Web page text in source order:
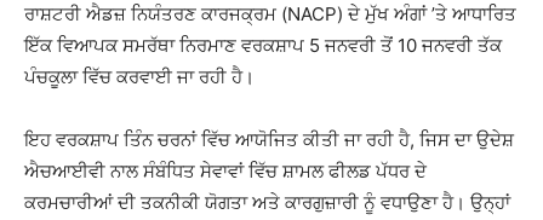
ਰਾਸ਼ਟਰੀ ਐਡਜ਼ ਨਿਯੰਤਰਣ ਕਾਰਜਕ੍ਰਮ (NACP) ਦੇ ਮੁੱਖ ਅੰਗਾਂ ’ਤੇ ਆਧਾਰਿਤ
ਇੱਕ ਵਿਆਪਕ ਸਮਰੱਥਾ ਨਿਰਮਾਣ ਵਰਕਸ਼ਾਪ 5 ਜਨਵਰੀ ਤੋਂ 10 ਜਨਵਰੀ ਤੱਕ
ਪੰਚਕੂਲਾ ਵਿੱਚ ਕਰਵਾਈ ਜਾ ਰਹੀ ਹੈ।
ਇਹ ਵਰਕਸ਼ਾਪ ਤਿੰਨ ਚਰਨਾਂ ਵਿੱਚ ਆਯੋਜਿਤ ਕੀਤੀ ਜਾ ਰਹੀ ਹੈ, ਜਿਸ ਦਾ ਉਦੇਸ਼
ਐਚਆਈਵੀ ਨਾਲ ਸੰਬੰਧਿਤ ਸੇਵਾਵਾਂ ਵਿੱਚ ਸ਼ਾਮਲ ਫੀਲਡ ਪੱਧਰ ਦੇ
ਕਰਮਚਾਰੀਆਂ ਦੀ ਤਕਨੀਕੀ ਯੋਗਤਾ ਅਤੇ ਕਾਰਗੁਜ਼ਾਰੀ ਨੂੰ ਵਧਾਉਣਾ ਹੈ। ਉਨ੍ਹਾਂ